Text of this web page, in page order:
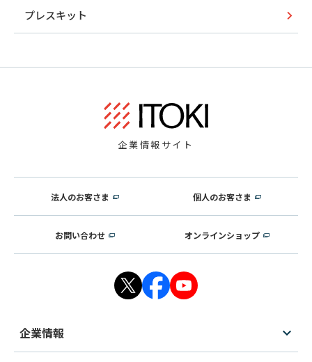
プレスキット
企業情報サイト
法人のお客さま 個人のお客さま
お問い合わせ オンラインショップ
企業情報